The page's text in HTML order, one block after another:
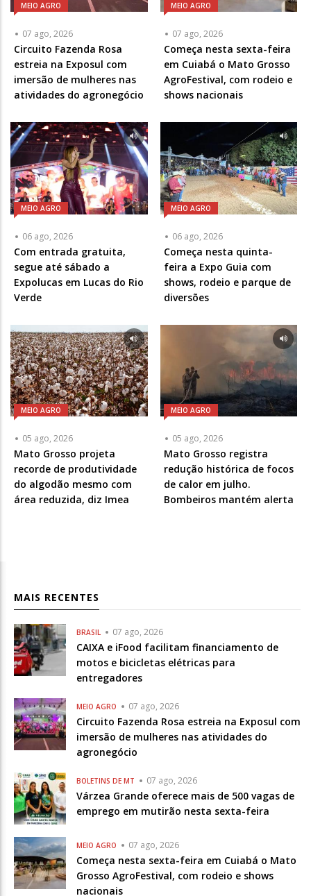
MEIO AGRO
07 ago, 2026
Circuito Fazenda Rosa
estreia na Exposul com
imersão de mulheres nas
atividades do agronegócio
MEIO AGRO
07 ago, 2026
Começa nesta sexta-feira
em Cuiabá o Mato Grosso
AgroFestival, com rodeio e
shows nacionais
MEIO AGRO
06 ago, 2026
Com entrada gratuita,
segue até sábado a
Expolucas em Lucas do Rio
Verde
MEIO AGRO
06 ago, 2026
Começa nesta quinta-
feira a Expo Guia com
shows, rodeio e parque de
diversões
MEIO AGRO
05 ago, 2026
Mato Grosso projeta
recorde de produtividade
do algodão mesmo com
área reduzida, diz Imea
MEIO AGRO
05 ago, 2026
Mato Grosso registra
redução histórica de focos
de calor em julho.
Bombeiros mantém alerta
MAIS RECENTES
BRASIL 07 ago, 2026
CAIXA e iFood facilitam financiamento de
motos e bicicletas elétricas para
entregadores
MEIO AGRO 07 ago, 2026
Circuito Fazenda Rosa estreia na Exposul com
imersão de mulheres nas atividades do
agronegócio
BOLETINS DE MT 07 ago, 2026
Várzea Grande oferece mais de 500 vagas de
emprego em mutirão nesta sexta-feira
MEIO AGRO 07 ago, 2026
Começa nesta sexta-feira em Cuiabá o Mato
Grosso AgroFestival, com rodeio e shows
nacionais